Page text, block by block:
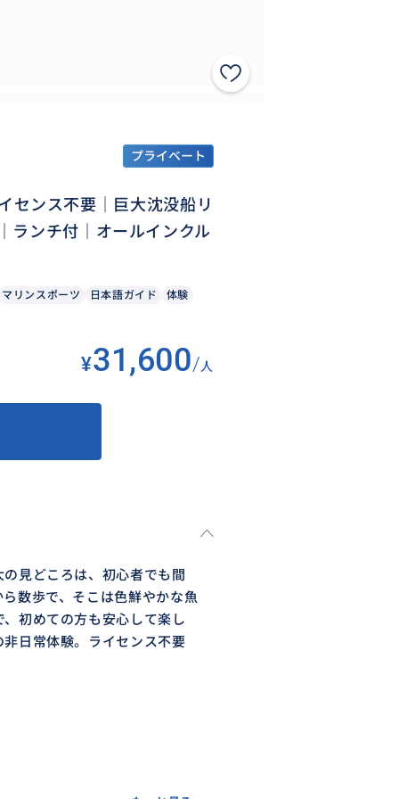
プライベート
センス不要｜巨大沈没船リ
ランチ付｜オールインクル
マリンスポーツ 日本語ガイド
体験
¥31,600/人
見どころは、初心者でも間
数歩で、そこは色鮮やかな魚
初めての方も安心して楽し
日常体験。ライセンス不要